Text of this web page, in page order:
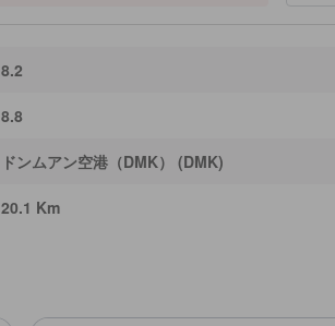
8.2
8.8
ドンムアン空港（DMK） (DMK)
20.1 Km